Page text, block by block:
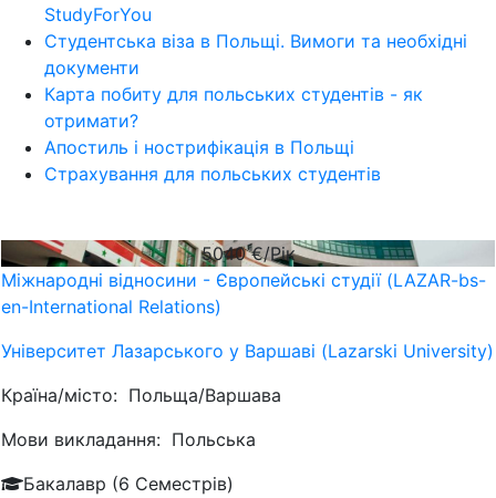
StudyForYou
Студентська віза в Польщі. Вимоги та необхідні
документи
Карта побиту для польських студентів - як
отримати?
Апостиль і нострифікація в Польщі
Страхування для польських студентів
5040€/Рік
Міжнародні відносини - Європейські студії (LAZAR-bs-
en-International Relations)
Університет Лазарського у Варшаві (Lazarski University)
Країна/місто: Польща/Варшава
Мови викладання: Польська
Бакалавр (6 Семестрів)